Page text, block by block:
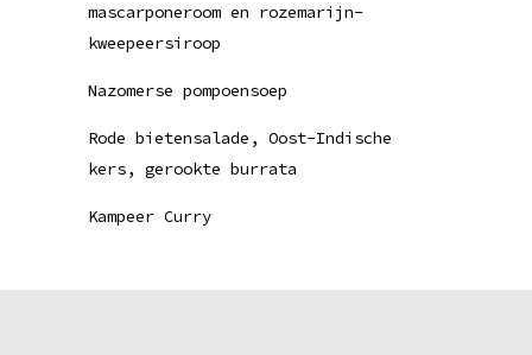
mascarponeroom en rozemarijn-
kweepeersiroop
Nazomerse pompoensoep
Rode bietensalade, Oost-Indische
kers, gerookte burrata
Kampeer Curry